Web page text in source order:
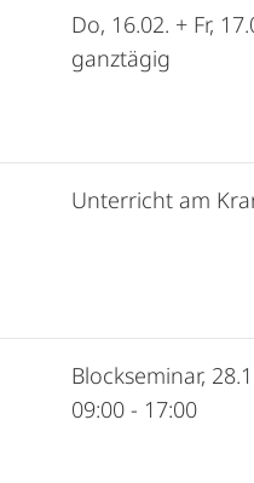
Do, 16.02. + Fr,
ganztägig
Unterricht am
Blockseminar,
09:00 - 17:00